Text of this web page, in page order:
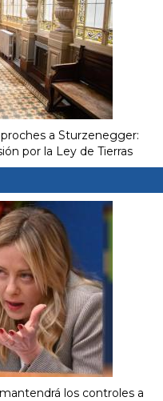
a Sturzenegger:
por la Ley de Tierras
los controles a